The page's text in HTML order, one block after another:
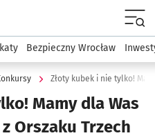
podserwis: Dla mieszkańca
Bezpieczny Wrocław
Mamy dla Was
Orszaku Trzech